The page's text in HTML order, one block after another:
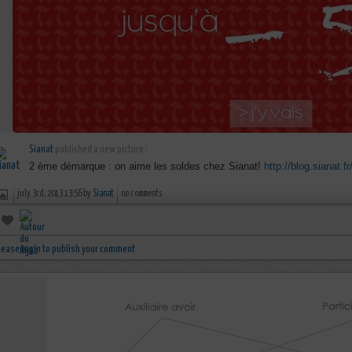
Sianat published a new picture :
2 ème démarque : on aime les soldes chez Sianat! http://blog.sianat.fr/
july 3rd, 2013 13:56 by Sianat no comments
login to publish your comment